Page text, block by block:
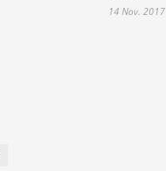
14 Nov. 2017